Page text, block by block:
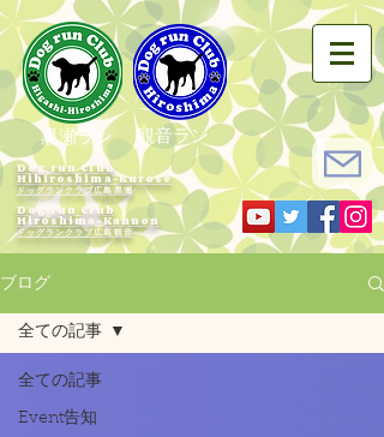
黒瀬ラン 観音ラン
Dog run Club
Hihiroshima-Kurose
ドッグランクラブ広島黒瀬
Dog run Club
Hiroshima-Kannon
​ドッグランクラブ広島観音
ブログ
全ての記事
Event告知
全ての記事